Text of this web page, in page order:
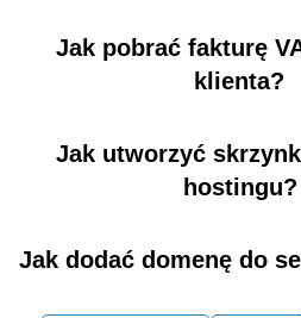
Jak pobrać fakturę
klienta?
Jak utworzyć
hostingu?
Jak dodać domenę do